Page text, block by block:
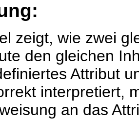
zeigt, wie zwei
den gleichen
Attribut
interpretiert,
an das